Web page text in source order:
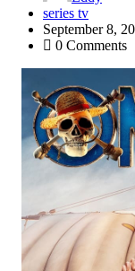
series tv
September 8,
0 Comments